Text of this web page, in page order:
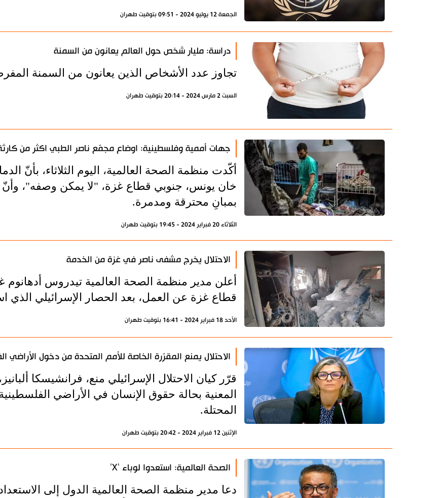
الجمعة 12 يوليو 2024 - 09:51 بتوقيت طهران
دراسة: مليار شخص حول العالم يعانون من السمنة
تجاوز عدد الأشخاص الذين يعانون من السمنة
السبت 2 مارس 2024 - 20:14 بتوقيت طهران
جهات أممية وفلسطينية: اوضاع مجمّع ناصر الطبي اكثر من
أكّدت منظمة الصحة العالمية، اليوم الثلاثاء، بأنّ
خان يونس، جنوبي قطاع غزة، "لا يمكن وصفه"، وأنّ
بمبانٍ محترقة ومدمرة.
الثلاثاء 20 فبراير 2024 - 19:45 بتوقيت طهران
الاحتلال يخرج مشفى ناصر في غزة من الخدمة
أعلن مدير منظمة الصحة العالمية تيدروس
قطاع غزة عن العمل، بعد الحصار الإسرائيلي الذي
الأحد 18 فبراير 2024 - 16:41 بتوقيت طهران
الاحتلال يمنع المقرّرة الخاصة للأمم المتحدة من دخول الأراضي
قرّر كيان الاحتلال الإسرائيلي منع، فرانشيسكا
المعنية بحالة حقوق الإنسان في الأراضي
المحتلة.
الإثنين 12 فبراير 2024 - 20:42 بتوقيت طهران
الصحة العالمية: استعدوا لوباء 'X'